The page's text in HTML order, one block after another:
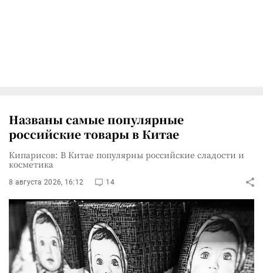
Названы самые популярные
российские товары в Китае
Кипарисов: В Китае популярны российские сладости и
косметика
8 августа 2026, 16:12 14